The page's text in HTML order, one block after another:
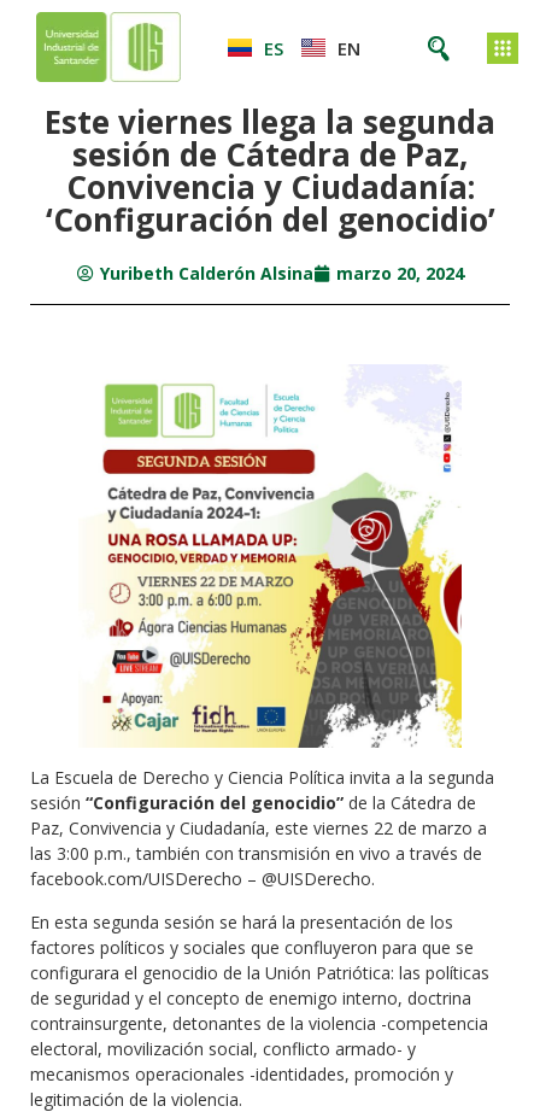
ES EN
Este viernes llega la segunda
sesión de Cátedra de Paz,
Convivencia y Ciudadanía:
‘Configuración del genocidio’
Yuribeth Calderón Alsina marzo 20, 2024
La Escuela de Derecho y Ciencia Política invita a la segunda
sesión “Configuración del genocidio” de la Cátedra de
Paz, Convivencia y Ciudadanía, este viernes 22 de marzo a
las 3:00 p.m., también con transmisión en vivo a través de
facebook.com/UISDerecho – @UISDerecho.
En esta segunda sesión se hará la presentación de los
factores políticos y sociales que confluyeron para que se
configurara el genocidio de la Unión Patriótica: las políticas
de seguridad y el concepto de enemigo interno, doctrina
contrainsurgente, detonantes de la violencia -competencia
electoral, movilización social, conflicto armado- y
mecanismos operacionales -identidades, promoción y
legitimación de la violencia.